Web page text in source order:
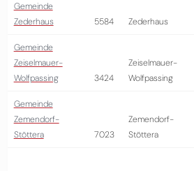
Gemeinde
Zederhaus
5584 Zederhaus
Gemeinde
Zeiselmauer-
Wolfpassing
3424
Zeiselmauer-
Wolfpassing
Gemeinde
Zemendorf-
Stöttera
7023
Zemendorf-
Stöttera